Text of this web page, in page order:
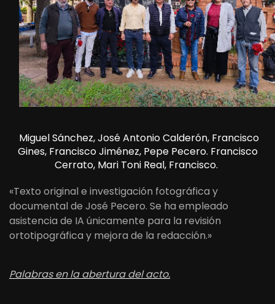
⁣ Miguel Sánchez, José Antonio Calderón, Francisco
Gines, Francisco Jiménez, Pepe Pecero. Francisco
Cerrato, Mari Toni Real, Francisco.
«Texto original e investigación fotográfica y
documental de José Pecero. Se ha empleado
asistencia de IA únicamente para la revisión
ortotipográfica y mejora de la redacción.»
Palabras en la abertura del acto.